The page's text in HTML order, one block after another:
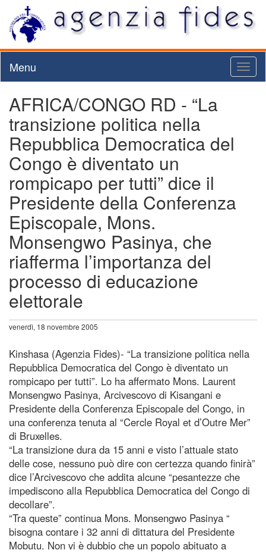
Menu
AFRICA/CONGO RD - “La
transizione politica nella
Repubblica Democratica del
Congo è diventato un
rompicapo per tutti” dice il
Presidente della Conferenza
Episcopale, Mons.
Monsengwo Pasinya, che
riafferma l’importanza del
processo di educazione
elettorale
venerdì, 18 novembre 2005
Kinshasa (Agenzia Fides)- “La transizione politica nella
Repubblica Democratica del Congo è diventato un
rompicapo per tutti”. Lo ha affermato Mons. Laurent
Monsengwo Pasinya, Arcivescovo di Kisangani e
Presidente della Conferenza Episcopale del Congo, in
una conferenza tenuta al “Cercle Royal et d’Outre Mer”
di Bruxelles.
“La transizione dura da 15 anni e visto l’attuale stato
delle cose, nessuno può dire con certezza quando finirà”
dice l’Arcivescovo che addita alcune “pesantezze che
impediscono alla Repubblica Democratica del Congo di
decollare”.
“Tra queste” continua Mons. Monsengwo Pasinya “
bisogna contare i 32 anni di dittatura del Presidente
Mobutu. Non vi è dubbio che un popolo abituato a